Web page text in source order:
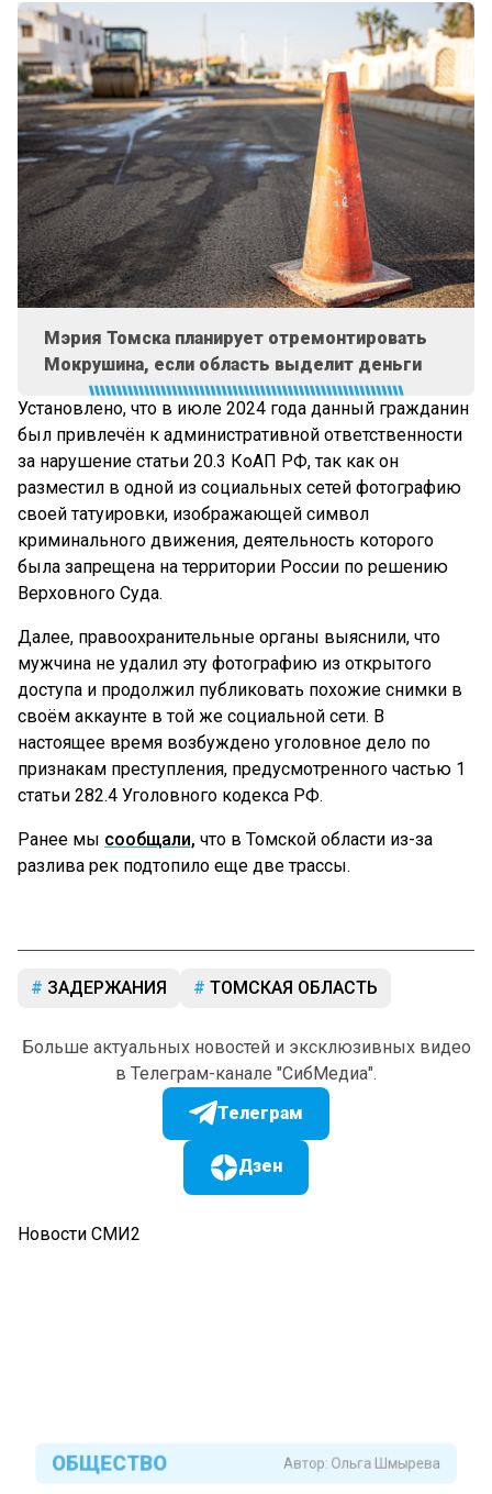
Мэрия Томска планирует отремонтировать
Мокрушина, если область выделит деньги
Установлено, что в июле 2024 года данный гражданин
был привлечён к административной ответственности
за нарушение статьи 20.3 КоАП РФ, так как он
разместил в одной из социальных сетей фотографию
своей татуировки, изображающей символ
криминального движения, деятельность которого
была запрещена на территории России по решению
Верховного Суда.
Далее, правоохранительные органы выяснили, что
мужчина не удалил эту фотографию из открытого
доступа и продолжил публиковать похожие снимки в
своём аккаунте в той же социальной сети. В
настоящее время возбуждено уголовное дело по
признакам преступления, предусмотренного частью 1
статьи 282.4 Уголовного кодекса РФ.
Ранее мы сообщали, что в Томской области из-за
разлива рек подтопило еще две трассы.
ЗАДЕРЖАНИЯ ТОМСКАЯ ОБЛАСТЬ
Больше актуальных новостей и эксклюзивных видео
в Телеграм-канале "СибМедиа".
Телеграм
Дзен
Новости СМИ2
В Томской области из-за
разлива рек подтопило еще